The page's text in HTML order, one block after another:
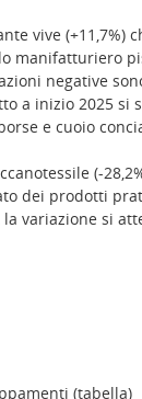
vive (+11,7%)
manifatturiero
negative
a inizio 2025 si
e cuoio
(-
dei prodotti
variazione si
(tabella)